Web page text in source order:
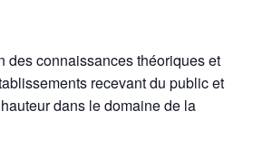
des connaissances théoriques et
recevant du public et
dans le domaine de la